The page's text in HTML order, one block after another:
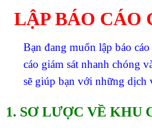
LẬP BÁO CÁO
Bạn đang muốn lập báo
cáo giám sát nhanh chóng
sẽ giúp bạn với những
1. SƠ LƯỢC VỀ KHU